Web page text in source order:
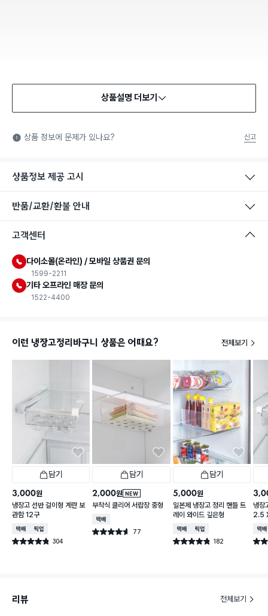
상품설명 더보기
상품 정보에 문제가 있나요? 신고
상품정보 제공 고시
반품/교환/환불 안내
고객센터
다이소몰(온라인) / 모바일 상품권 문의
1599-2211
기타 오프라인 매장 문의
1522-4400
이런 냉장고정리바구니 상품은 어때요? 전체보기
담기
3,000원
냉장고 선반 걸이형 계란 보
관함 12구
택배배송매장픽업
별점 4.8점 304
건 작성
담기
NEW
2,000원
부착식 클리어 서랍장 중형
택배배송
별점 4.6점 77
건 작성
담기
5,000원
일본제 냉장고 정리 핸들 트
레이 와이드 깊은형
택배배송매장픽업
별점 4.8점 182
건 작성
냉장
2.5
택배
별점
리뷰 전체보기